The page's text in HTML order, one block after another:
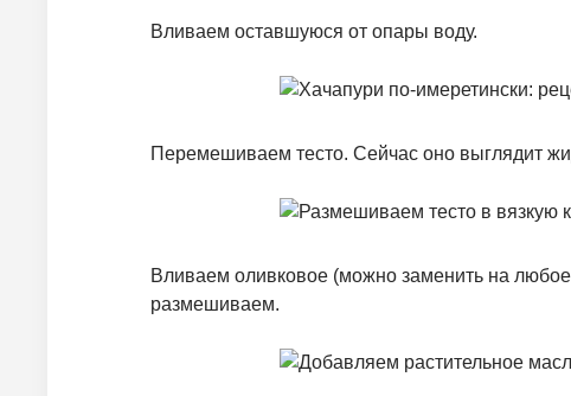
Вливаем оставшуюся от опары воду.
Перемешиваем тесто. Сейчас оно выглядит
Вливаем оливковое (можно заменить на
размешиваем.